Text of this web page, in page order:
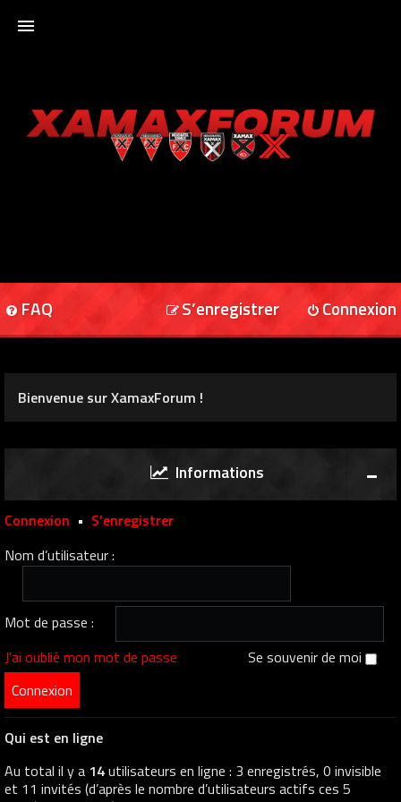
XAMAXFORUM
FAQ Connexion
S’enregistrer
Bienvenue sur XamaxForum !
Informations
Connexion • S’enregistrer
Nom d’utilisateur :
Mot de passe :
J’ai oublié mon mot de passe
Se souvenir de moi
Qui est en ligne
Au total il y a 14utilisateurs en ligne : 3 enregistrés, 0 invisible
et 11 invités (d’après le nombre d’utilisateurs actifs ces 5